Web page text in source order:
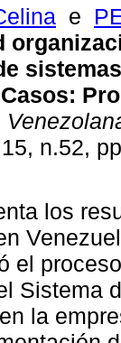
e
sistemas
:
n.52,
los
el
Sistema
la